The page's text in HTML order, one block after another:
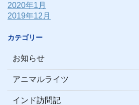
2020年1月
2019年12月
カテゴリー
お知らせ
アニマルライツ
インド訪問記